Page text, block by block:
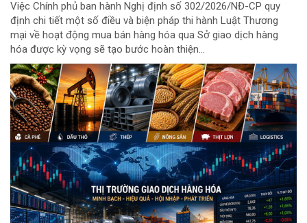
Việc Chính phủ ban hành Nghị định số 302/2026/NĐ-CP quy
định chi tiết một số điều và biện pháp thi hành Luật Thương
mại về hoạt động mua bán hàng hóa qua Sở giao dịch hàng
hóa được kỳ vọng sẽ tạo bước hoàn thiện...